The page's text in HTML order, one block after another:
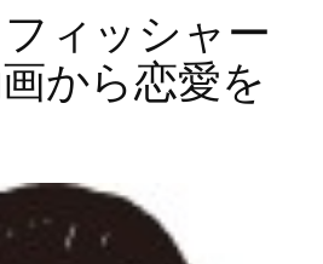
ィッシャー
から恋愛を